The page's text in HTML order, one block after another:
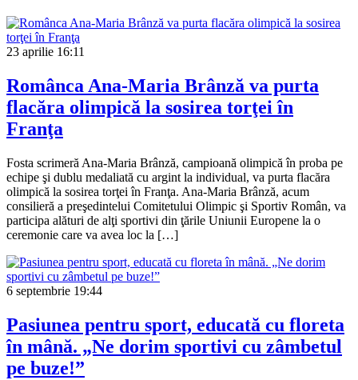
23 aprilie 16:11
Românca Ana-Maria Brânză va purta
flacăra olimpică la sosirea torţei în
Franţa
Fosta scrimeră Ana-Maria Brânză, campioană olimpică în proba pe
echipe şi dublu medaliată cu argint la individual, va purta flacăra
olimpică la sosirea torţei în Franţa. Ana-Maria Brânză, acum
consilieră a preşedintelui Comitetului Olimpic şi Sportiv Român, va
participa alături de alţi sportivi din ţările Uniunii Europene la o
ceremonie care va avea loc la […]
6 septembrie 19:44
Pasiunea pentru sport, educată cu floreta
în mână. „Ne dorim sportivi cu zâmbetul
pe buze!”